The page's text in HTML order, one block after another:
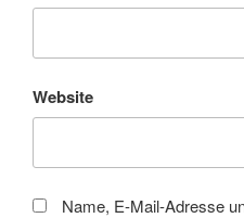
Website
Name, E-Mail-Adresse